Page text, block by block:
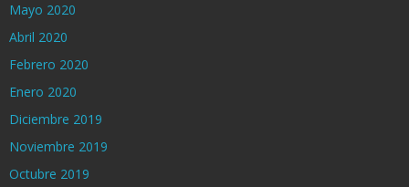
Mayo 2020
Abril 2020
Febrero 2020
Enero 2020
Diciembre 2019
Noviembre 2019
Octubre 2019